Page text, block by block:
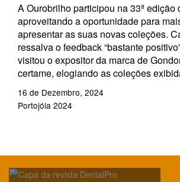
A Ourobrilho participou na 33ª edição
aproveitando a oportunidade para
apresentar as suas novas coleções.
ressalva o feedback “bastante
visitou o expositor da marca de
certame, elogiando as coleções
16 de Dezembro, 2024
Portojóia 2024